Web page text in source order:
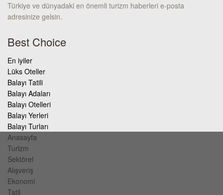
Türkiye ve dünyadaki en önemli turizm haberleri e-posta
adresinize gelsin.
Best Choice
En iyiler
Lüks Oteller
Balayı Tatili
Balayı Adaları
Balayı Otelleri
Balayı Yerleri
Balayı Turları
Anasayfa
Turizm
Sektörel
Alışveriş
Ekonomi
Tatil